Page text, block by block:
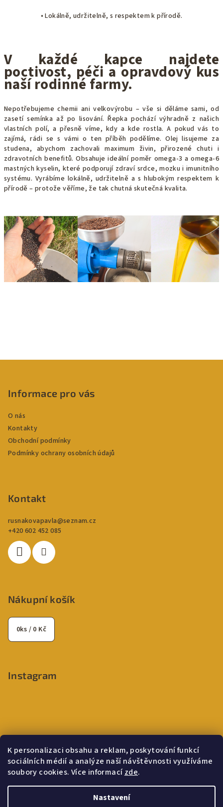
K personalizaci obsahu a reklam, poskytování funkcí
sociálních médií a analýze naší návštěvnosti využíváme
soubory cookies. Více informacízde.
Nastavení
• Lokálně, udržitelně, s respektem k přírodě.
V každé kapce najdete
poctivost, péči a opravdový kus
naší rodinné farmy.
Nepotřebujeme chemii ani velkovýrobu – vše si děláme sami, od
zasetí semínka až po lisování. Řepka pochází výhradně z našich
vlastních polí, a přesně víme, kdy a kde rostla. A pokud vás to
zajímá, rádi se s vámi o ten příběh podělíme. Olej lisujeme za
studena, abychom zachovali maximum živin, přirozené chuti i
zdravotních benefitů. Obsahuje ideální poměr omega-3 a omega-6
mastných kyselin, které podporují zdraví srdce, mozku i imunitního
systému. Vyrábíme lokálně, udržitelně a s hlubokým respektem k
přírodě – protože věříme, že tak chutná skutečná kvalita.
Informace pro vás
O nás
Kontakty
Obchodní podmínky
Podmínky ochrany osobních údajů
Kontakt
rusnakovapavla@seznam.cz
+420 602 452 085
Nákupní košík
0ks / 0 Kč
Instagram